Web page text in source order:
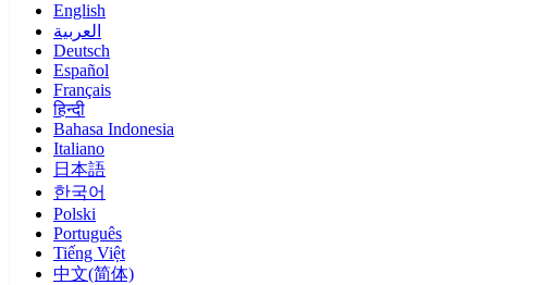
English
العربية
Deutsch
Español
Français
हिन्दी
Bahasa Indonesia
Italiano
日本語
한국어
Polski
Português
Tiếng Việt
中文(简体)